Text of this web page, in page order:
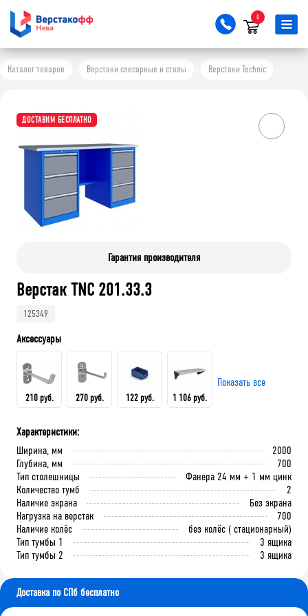
0
Каталог товаров Верстаки слесарные и столы Верстаки Technic
ДОСТАВИМ БЕСПЛАТНО
Гарантия производителя
Верстак TNC 201.33.3
125349
Аксессуары
210 руб.
Крючок 80 мм.
В корзину
270 руб.
Крючок 125 мм.
В корзину
122 руб.
мм
В корзину
1 106 руб.
В корзину
Показать все
Характеристики:
Ширина, мм
2000
Глубина, мм
700
Тип столешницы
Фанера 24 мм + 1 мм цинк
Количество тумб
2
Наличие экрана
Без экрана
Нагрузка на верстак
700
Наличие колёс
без колёс ( стационарный)
Тип тумбы 1
3 ящика
Тип тумбы 2
3 ящика
Доставка по СПб бесплатно